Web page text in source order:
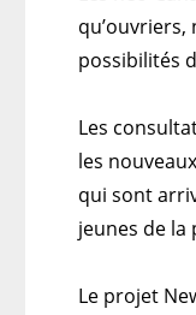
possibilités
Les
les
qui sont
jeunes de la
Le projet